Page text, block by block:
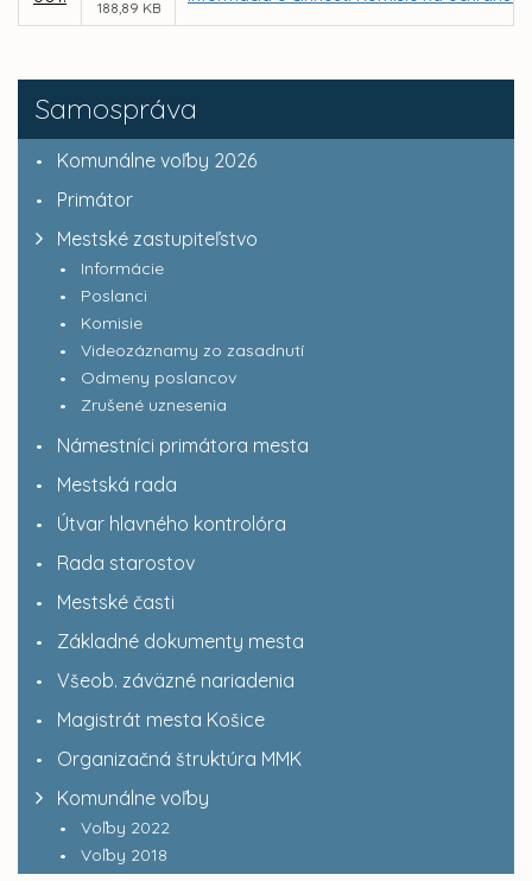
Samospráva
Komunálne voľby 2026
Primátor
Mestské zastupiteľstvo
Informácie
Poslanci
Komisie
Videozáznamy zo zasadnutí
Odmeny poslancov
Zrušené uznesenia
Námestníci primátora mesta
Mestská rada
Útvar hlavného kontrolóra
Rada starostov
Mestské časti
Základné dokumenty mesta
Všeob. záväzné nariadenia
Magistrát mesta Košice
Organizačná štruktúra MMK
Komunálne voľby
Voľby 2022
Voľby 2018
188,89 KB